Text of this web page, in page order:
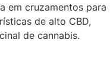
em cruzamentos para
de alto CBD,
de cannabis.